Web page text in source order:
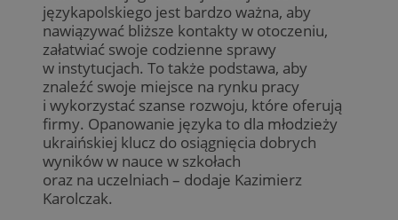
językapolskiego jest bardzo ważna, aby
nawiązywać bliższe kontakty w otoczeniu,
załatwiać swoje codzienne sprawy
w instytucjach. To także podstawa, aby
znaleźć swoje miejsce na rynku pracy
i wykorzystać szanse rozwoju, które oferują
firmy. Opanowanie języka to dla młodzieży
ukraińskiej klucz do osiągnięcia dobrych
wyników w nauce w szkołach
oraz na uczelniach – dodaje Kazimierz
Karolczak.